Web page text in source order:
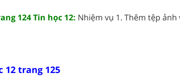
124 Tin học 12: Nhiệm vụ 1. Thêm tệp ảnh
12 trang 125